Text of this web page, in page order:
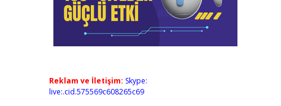
Reklam ve İletişim: Skype:
live:.cid.575569c608265c69